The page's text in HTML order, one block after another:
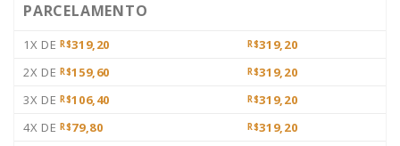
PARCELAMENTO
1X DE R$319,20 R$319,20
2X DE R$159,60 R$319,20
3X DE R$106,40 R$319,20
4X DE R$79,80 R$319,20